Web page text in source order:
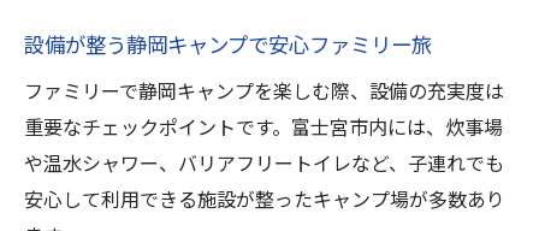
設備が整う静岡キャンプで安心ファミリー旅
ファミリーで静岡キャンプを楽しむ際、設備の充実度は
重要なチェックポイントです。富士宮市内には、炊事場
や温水シャワー、バリアフリートイレなど、子連れでも
安心して利用できる施設が整ったキャンプ場が多数あり